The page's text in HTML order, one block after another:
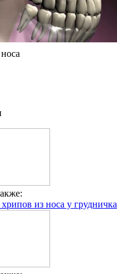
из носа у грудничка